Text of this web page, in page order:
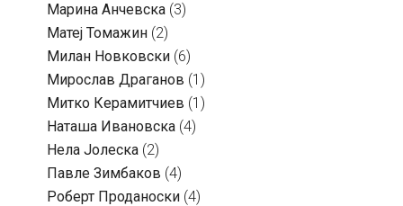
Марина Анчевска (3)
Матеј Томажин (2)
Милан Новковски (6)
Мирослав Драганов (1)
Митко Керамитчиев (1)
Наташа Ивановска (4)
Нела Јолеска (2)
Павле Зимбаков (4)
Роберт Проданоски (4)